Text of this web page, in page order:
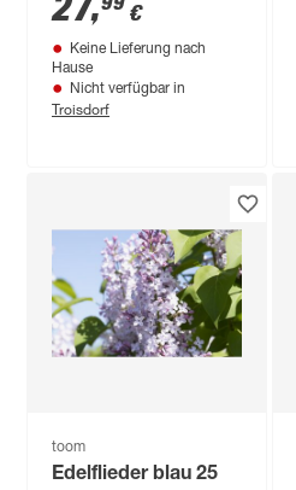
buntlaubige Sorten
23 cm Topf
27, €
Keine Lieferung nach
Hause
Nicht verfügbar in
Troisdorf
toom
Edelflieder blau 25